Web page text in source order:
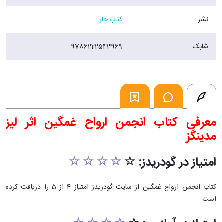
نشر کتاب چار
شابک 9786222543969
معرفی کتاب انجمن ارواح غمگین اثر لیز
مدینگز
امتیاز در گودریدز: ☆☆ ☆ ☆ ☆
کتاب انجمن ارواح غمگین از سایت گودریدز امتیاز 4 از 5 را دریافت کرده
است.